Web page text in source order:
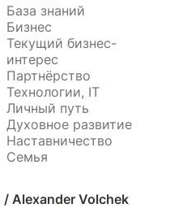
Alexander Volchek
База знаний
Бизнес
Текущий бизнес-
интерес
Партнёрство
Технологии, IT
Личный путь
Духовное развитие
Наставничество
Семья